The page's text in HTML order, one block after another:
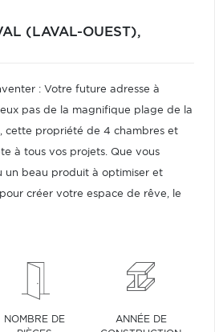
(LAVAL-OUEST),
: Votre future adresse à
pas de la magnifique plage de la
cette propriété de 4 chambres et
à tous vos projets. Que vous
un beau produit à optimiser et
créer votre espace de rêve, le
NOMBRE DE
ANNÉE DE